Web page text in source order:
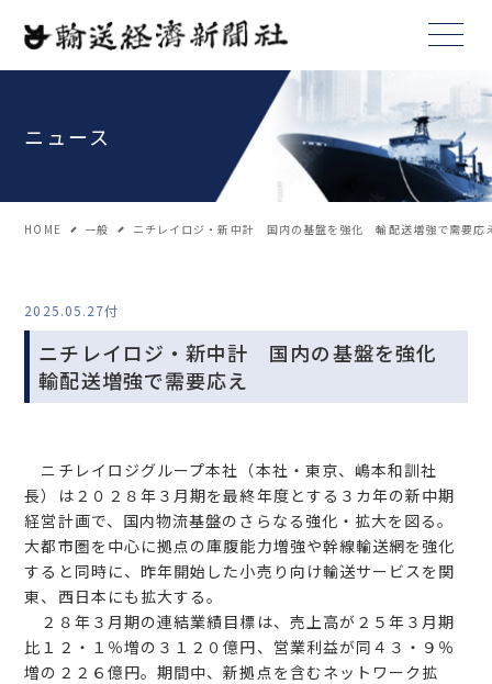
ニュース
HOME 一般 ニチレイロジ・新中計 国内の基盤を強化 輸配送増強で需要応
2025.05.27付
ニチレイロジ・新中計 国内の基盤を強化
輸配送増強で需要応え
ニチレイロジグループ本社（本社・東京、嶋本和訓社
長）は２０２８年３月期を最終年度とする３カ年の新中期
経営計画で、国内物流基盤のさらなる強化・拡大を図る。
大都市圏を中心に拠点の庫腹能力増強や幹線輸送網を強化
すると同時に、昨年開始した小売り向け輸送サービスを関
東、西日本にも拡大する。
２８年３月期の連結業績目標は、売上高が２５年３月期
比１２・１％増の３１２０億円、営業利益が同４３・９％
増の２２６億円。期間中、新拠点を含むネットワーク拡